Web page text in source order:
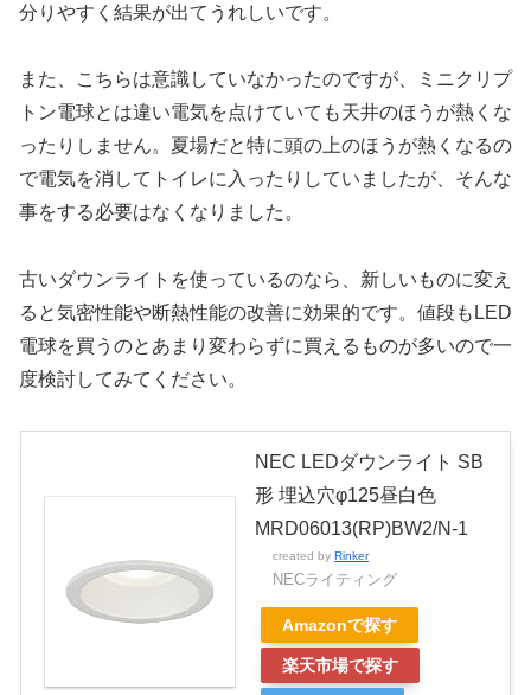
分りやすく結果が出てうれしいです。
また、こちらは意識していなかったのですが、ミニクリプ
トン電球とは違い電気を点けていても天井のほうが熱くな
ったりしません。夏場だと特に頭の上のほうが熱くなるの
で電気を消してトイレに入ったりしていましたが、そんな
事をする必要はなくなりました。
古いダウンライトを使っているのなら、新しいものに変え
ると気密性能や断熱性能の改善に効果的です。値段もLED
電球を買うのとあまり変わらずに買えるものが多いので一
度検討してみてください。
NEC LEDダウンライト SB
形 埋込穴φ125昼白色
MRD06013(RP)BW2/N-1
created by Rinker
NECライティング
Amazonで探す
楽天市場で探す